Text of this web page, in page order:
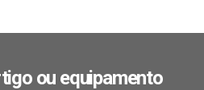
ou equipamento